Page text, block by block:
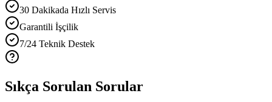
30 Dakikada Hızlı Servis
Garantili İşçilik
7/24 Teknik Destek
Sıkça Sorulan Sorular